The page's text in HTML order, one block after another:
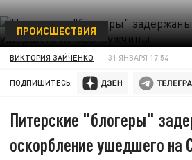
ПРОИСШЕСТВИЯ
ВИКТОРИЯ ЗАЙЧЕНКО 31 ЯНВАРЯ 17:54
ПОДПИШИТЕСЬ:
Питерские "блогеры"
оскорбление ушедшего на